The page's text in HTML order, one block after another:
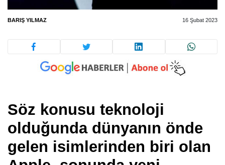
BARIŞ YILMAZ 16 Şubat 2023
Söz konusu teknoloji
olduğunda dünyanın önde
gelen isimlerinden biri olan